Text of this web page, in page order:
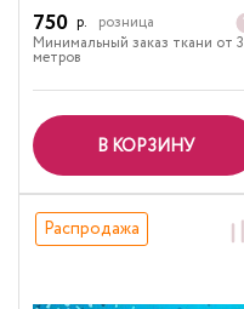
750 р.
розница
Минимальный заказ ткани от 3
метров
В КОРЗИНУ
Распродажа